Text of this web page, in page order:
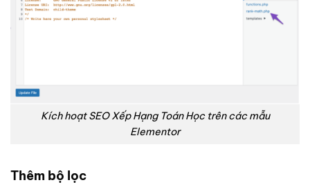
Kích hoạt SEO Xếp Hạng Toán Học trên các mẫu
Elementor
Thêm bộ lọc